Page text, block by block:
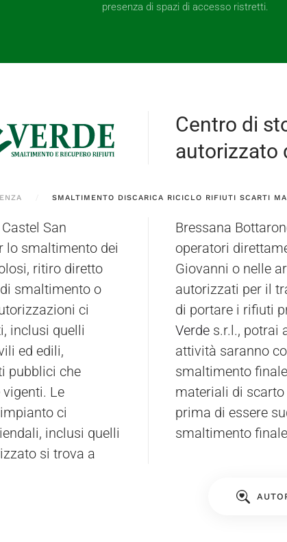
presenza di spazi di accesso ristretti.
Centro di
autorizzato
SMALTIMENTO DISCARICA RICICLO RIFIUTI SCARTI
San
lo smaltimento dei
ritiro diretto
smaltimento o
ci
inclusi quelli
ed edili,
pubblici che
Le
ci
inclusi quelli
si trova a
dai nostri
a Castel San
appositamente
ha la possibilità
di portare i rifiuti
Verde s.r.l., potrai
attività saranno
smaltimento
materiali di scarto
prima di essere
smaltimento